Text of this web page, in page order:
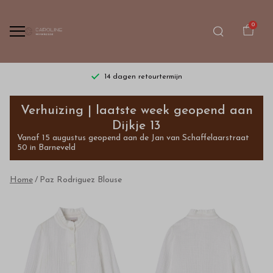
0
14 dagen retourtermijn
Paz
Rodriguez
Blouse
Bestel
kinderkleding
Verhuizing | laatste week geopend aan
Dijkje 13
Vanaf 15 augustus geopend aan de Jan van Schaffelaarstraat
50 in Barneveld
Home Paz Rodriguez Blouse